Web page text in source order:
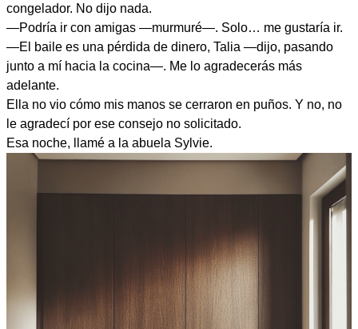
congelador. No dijo nada.
—Podría ir con amigas —murmuré—. Solo… me gustaría ir.
—El baile es una pérdida de dinero, Talia —dijo, pasando
junto a mí hacia la cocina—. Me lo agradecerás más
adelante.
Ella no vio cómo mis manos se cerraron en puños. Y no, no
le agradecí por ese consejo no solicitado.
Esa noche, llamé a la abuela Sylvie.